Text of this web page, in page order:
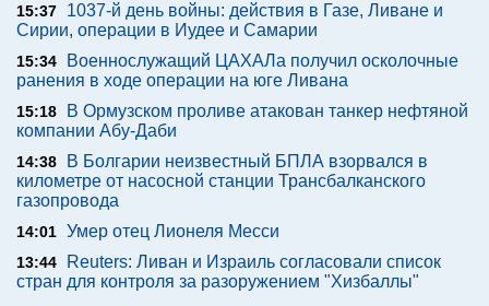
15:37
1037-й день войны: действия в Газе, Ливане и
Сирии, операции в Иудее и Самарии
15:34
Военнослужащий ЦАХАЛа получил осколочные
ранения в ходе операции на юге Ливана
15:18
В Ормузском проливе атакован танкер нефтяной
компании Абу-Даби
14:38
В Болгарии неизвестный БПЛА взорвался в
километре от насосной станции Трансбалканского
газопровода
14:01 Умер отец Лионеля Месси
13:44
Reuters: Ливан и Израиль согласовали список
стран для контроля за разоружением "Хизбаллы"